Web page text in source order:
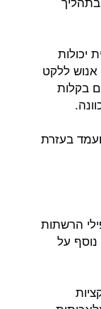
יכולות
ללקט
בקלות
בעזרת
הרשתות
על